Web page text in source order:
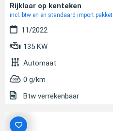
Rijklaar op kenteken
incl. btw en en standaard import pakket
11/2022
135 KW
Automaat
0 g/km
Btw verrekenbaar